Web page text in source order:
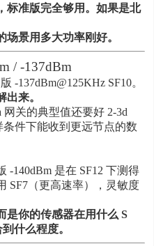
标准版完全够用。如果是北
景用多大功率刚好。
/ -137dBm
-137dBm@125KHz SF10。
来。
网关的典型值还要好 2-3d
件下能收到更远节点的数
-140dBm 是在 SF12 下测得
SF7（更高速率），灵敏度
是你的传感器在用什么 S
什么程度。